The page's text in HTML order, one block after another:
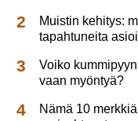
Muistin kehitys:
tapahtuneita
Voiko
vaan myöntyä?
Nämä 10